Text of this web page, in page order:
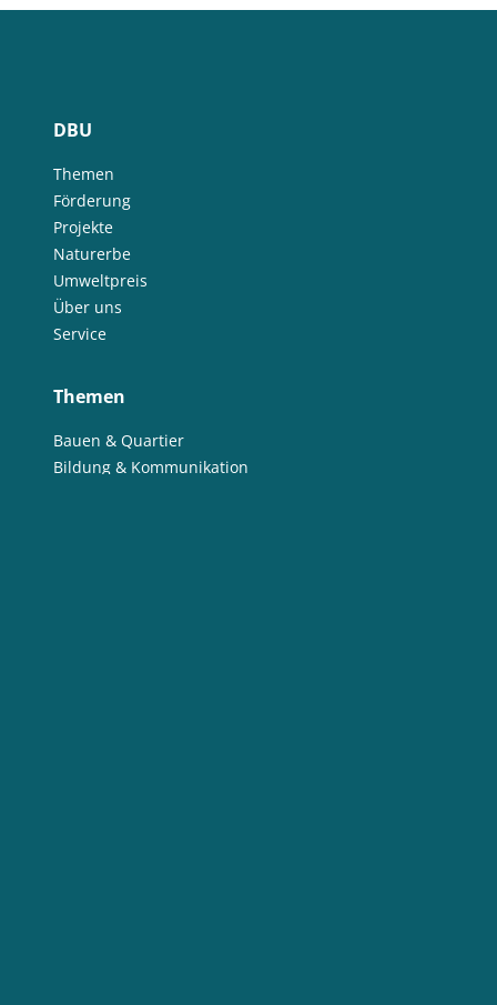
DBU
Themen
Förderung
Projekte
Naturerbe
Umweltpreis
Über uns
Service
Themen
Bauen & Quartier
Bildung & Kommunikation